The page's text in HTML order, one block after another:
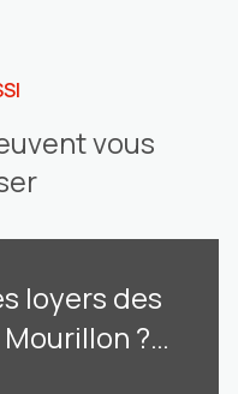
vous
loyers des
?